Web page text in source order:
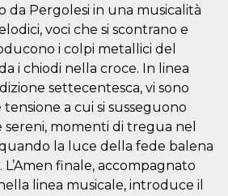
da Pergolesi in una musicalità
voci che si scontrano e
i colpi metallici del
i chiodi nella croce. In linea
settecentesca, vi sono
a cui si susseguono
sereni, momenti di tregua nel
la luce della fede balena
L’Amen finale, accompagnato
linea musicale, introduce il
.facebook.com
browser
Facebook.
Facebook
dell'utente.
Facebook
utilizzato
aiutare con
sicurezza
di accesso
particolare
bot che